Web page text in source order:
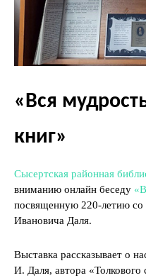
«Вся
книг»
Сысертская районная
вниманию онлайн беседу
посвященную 220-летию
Ивановича Даля.
Выставка рассказывает о
И. Даля, автора «Толкового